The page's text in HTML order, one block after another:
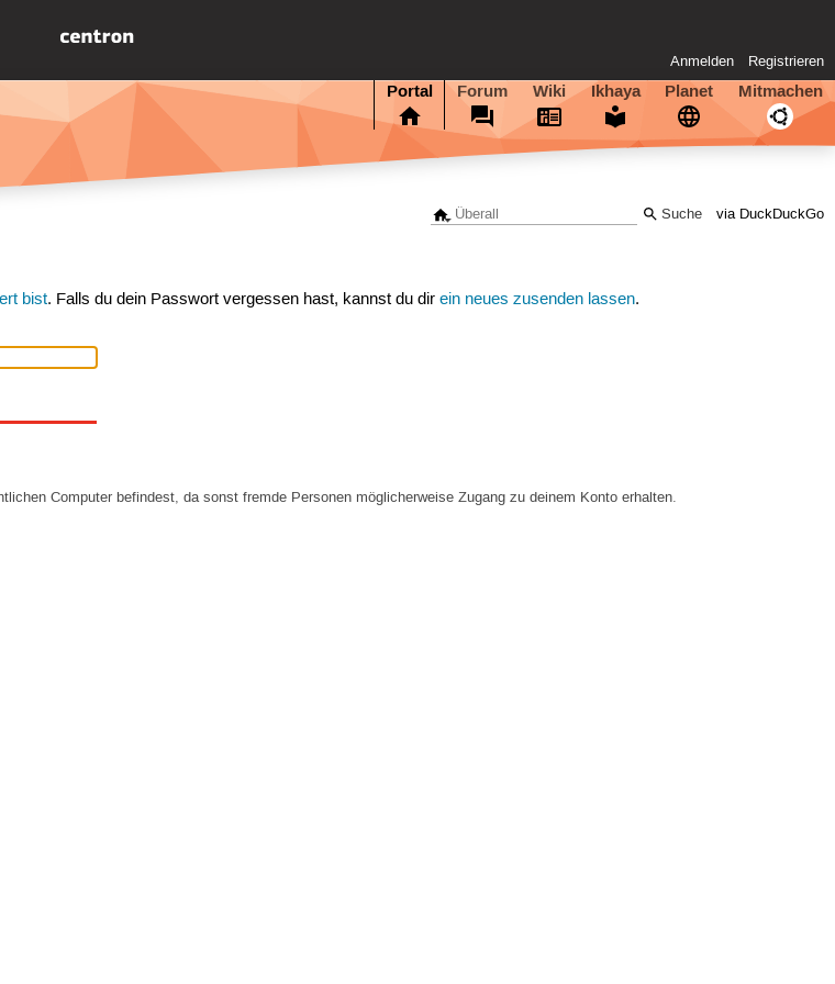
Anmelden Registrieren
Portal Forum Wiki Ikhaya Planet Mitmachen
via DuckDuckGo
bist. Falls du dein Passwort vergessen hast, kannst du direin neues zusenden lassen.
Computer befindest, da sonst fremde Personen möglicherweise Zugang zu deinem Konto erhalten.